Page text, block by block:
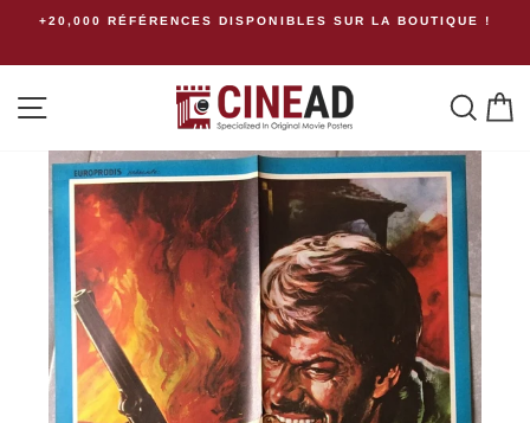
Passer+20,000 RÉFÉRENCES DISPONIBLES SUR LA BOUTIQUE !